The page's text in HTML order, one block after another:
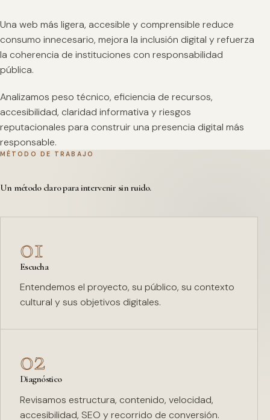
Una web más ligera, accesible y comprensible reduce
consumo innecesario, mejora la inclusión digital y refuerza
la coherencia de instituciones con responsabilidad
pública.
Analizamos peso técnico, eficiencia de recursos,
accesibilidad, claridad informativa y riesgos
reputacionales para construir una presencia digital más
responsable.
MÉTODO DE TRABAJO
Un método claro para intervenir sin ruido.
01
Escucha
Entendemos el proyecto, su público, su contexto
cultural y sus objetivos digitales.
02
Diagnóstico
Revisamos estructura, contenido, velocidad,
accesibilidad, SEO y recorrido de conversión.